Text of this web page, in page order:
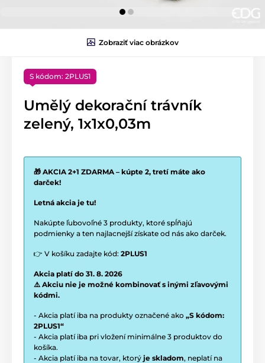
Zobraziť viac obrázkov
S kódom: 2PLUS1
Umělý dekorační trávník
zelený, 1x1x0,03m
🎁 AKCIA 2+1 ZDARMA – kúpte 2, tretí máte ako
darček!
Letná akcia je tu!
Nakúpte ľubovoľné 3 produkty, ktoré spĺňajú
podmienky a ten najlacnejší získate od nás ako darček.
👉 V košíku zadajte kód: 2PLUS1
Akcia platí do 31. 8. 2026
⚠️ Akciu nie je možné kombinovať s inými zľavovými
kódmi.
- Akcia platí iba na produkty označené ako „S kódom:
2PLUS1“
- Akcia platí iba pri vložení minimálne 3 produktov do
košíka.
- Akcia platí iba na tovar, ktorý je skladom, neplatí na